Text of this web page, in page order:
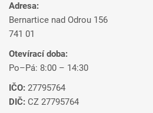
Adresa:
Bernartice nad Odrou 156
741 01
Otevírací doba:
Po–Pá: 8:00 – 14:30
IČO: 27795764
DIČ: CZ 27795764